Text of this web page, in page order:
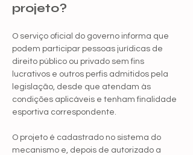
projeto?
O serviço oficial do governo informa que
podem participar pessoas jurídicas de
direito público ou privado sem fins
lucrativos e outros perfis admitidos pela
legislação, desde que atendam às
condições aplicáveis e tenham finalidade
esportiva correspondente.
O projeto é cadastrado no sistema do
mecanismo e, depois de autorizado a